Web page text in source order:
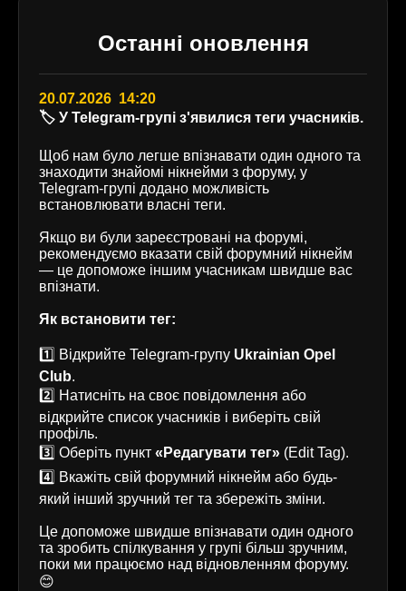
Останні оновлення
20.07.2026 14:20
🏷️ У Telegram-групі з'явилися теги учасників.
Щоб нам було легше впізнавати один одного та
знаходити знайомі нікнейми з форуму, у
Telegram-групі додано можливість
встановлювати власні теги.
Якщо ви були зареєстровані на форумі,
рекомендуємо вказати свій форумний нікнейм
— це допоможе іншим учасникам швидше вас
впізнати.
Як встановити тег:
1️⃣ Відкрийте Telegram-групу Ukrainian Opel
Club.
2️⃣ Натисніть на своє повідомлення або
відкрийте список учасників і виберіть свій
профіль.
3️⃣ Оберіть пункт «Редагувати тег» (Edit Tag).
4️⃣ Вкажіть свій форумний нікнейм або будь-
який інший зручний тег та збережіть зміни.
Це допоможе швидше впізнавати один одного
та зробить спілкування у групі більш зручним,
поки ми працюємо над відновленням форуму.
😊